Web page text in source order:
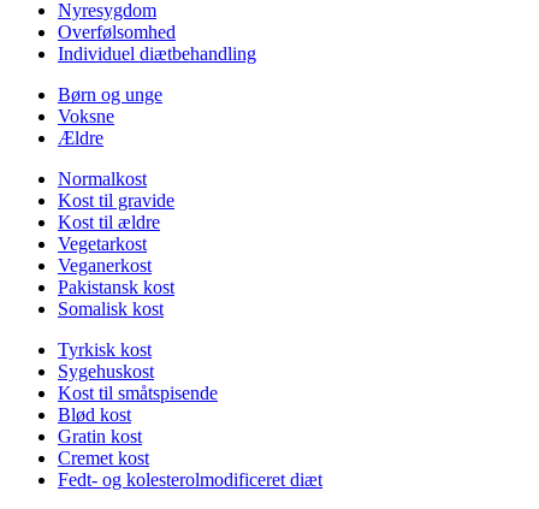
Nyresygdom
Overfølsomhed
Individuel diætbehandling
Børn og unge
Voksne
Ældre
Normalkost
Kost til gravide
Kost til ældre
Vegetarkost
Veganerkost
Pakistansk kost
Somalisk kost
Tyrkisk kost
Sygehuskost
Kost til småtspisende
Blød kost
Gratin kost
Cremet kost
Fedt- og kolesterolmodificeret diæt